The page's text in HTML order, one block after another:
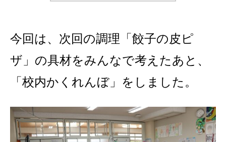
今回は、次回の調理「餃子の皮ピ
ザ」の具材をみんなで考えたあと、
「校内かくれんぼ」をしました。